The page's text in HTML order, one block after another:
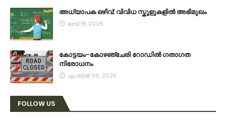
അധ്യാപക ഒഴിവ്: വിവിധ സ്കൂളുകളിൽ അഭിമുഖം
മേയ് 18, 2026
കോട്ടയം–കോഴഞ്ചേരി റോഡിൽ ഗതാഗത
നിരോധനം
ഏപ്രിൽ 06, 2025
FOLLOW US